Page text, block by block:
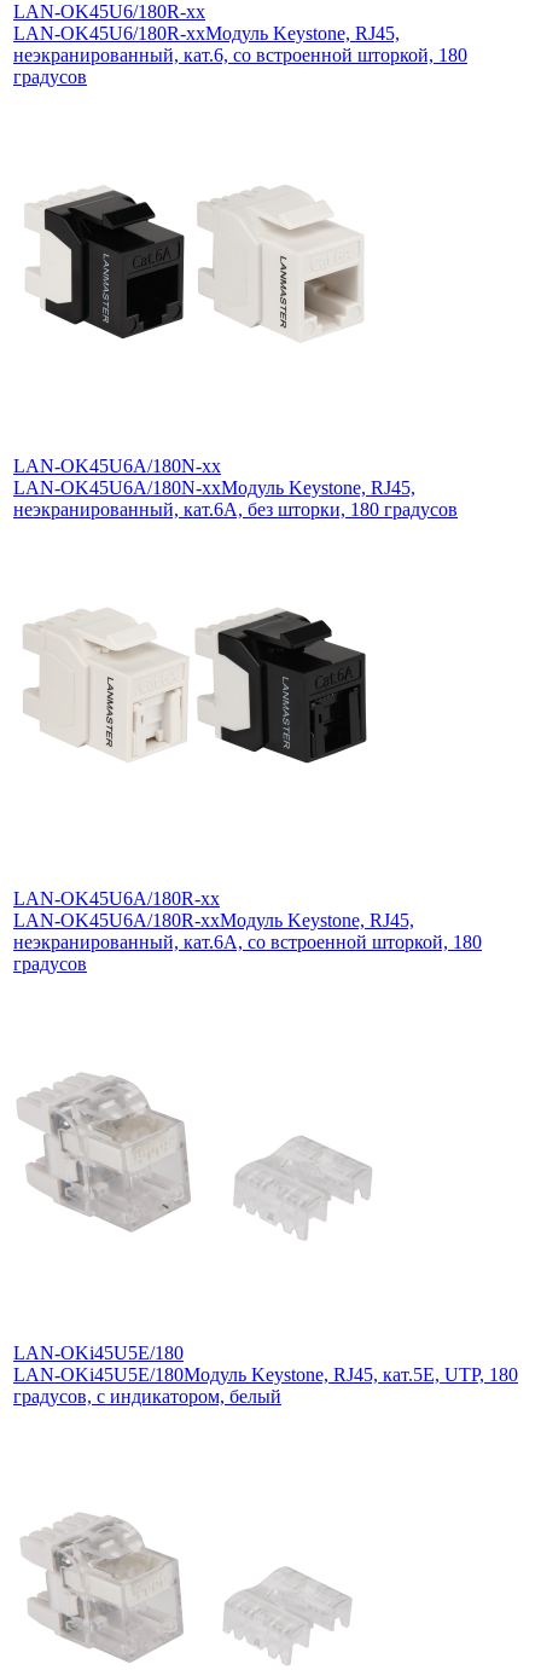
LAN-OK45U6/180R-xx
LAN-OK45U6/180R-xxМодуль Keystone, RJ45,
неэкранированный, кат.6, со встроенной шторкой, 180
градусов
LAN-OK45U6A/180N-xx
LAN-OK45U6A/180N-xxМодуль Keystone, RJ45,
неэкранированный, кат.6A, без шторки, 180 градусов
LAN-OK45U6A/180R-xx
LAN-OK45U6A/180R-xxМодуль Keystone, RJ45,
неэкранированный, кат.6A, со встроенной шторкой, 180
градусов
LAN-OKi45U5E/180
LAN-OKi45U5E/180Модуль Keystone, RJ45, кат.5E, UTP, 180
градусов, с индикатором, белый